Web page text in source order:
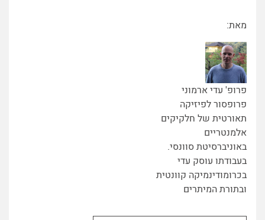
מאת:
פרופ' עדי ארמוני
פרופסור לפיזיקה
תאורטית של חלקיקים
אלמנטריים
באוניברסיטת סוונסי.
בעבודתו עוסק עדי
בכרומודינמיקה קוונטית
ובתורת המיתרים